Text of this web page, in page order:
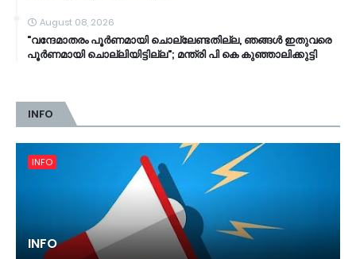
August 08, 2026
"വന്ദേമാതരം പൂർണമായി ചൊല്ലേണ്ടതില്ല, ഞങ്ങൾ ഇതുവരെ
പൂർണമായി ചൊല്ലിയിട്ടില്ല"; മന്ത്രി പി കെ കുഞ്ഞാലിക്കുട്ടി
INFO
INFO
INFO